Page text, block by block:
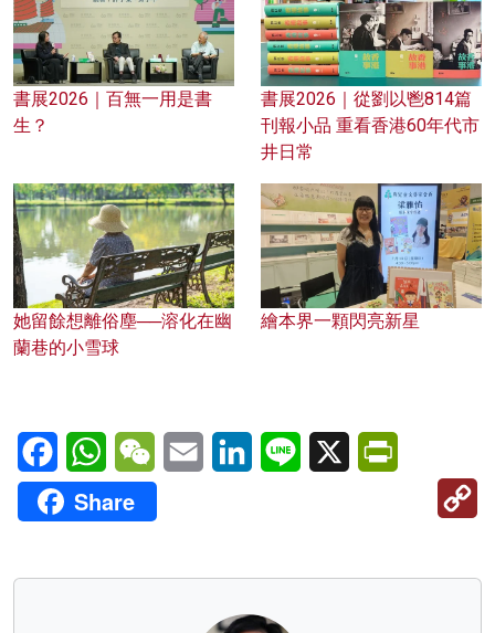
書展2026｜百無一用是書
生？
書展2026｜從劉以鬯814篇
刊報小品 重看香港60年代市
井日常
她留餘想離俗塵──溶化在幽
蘭巷的小雪球
繪本界一顆閃亮新星
FacebookWhatsAppWeChatEmail LinkedInLine X
Share